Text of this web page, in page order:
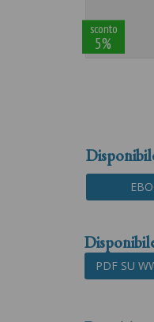
sconto
5%
PDF SU